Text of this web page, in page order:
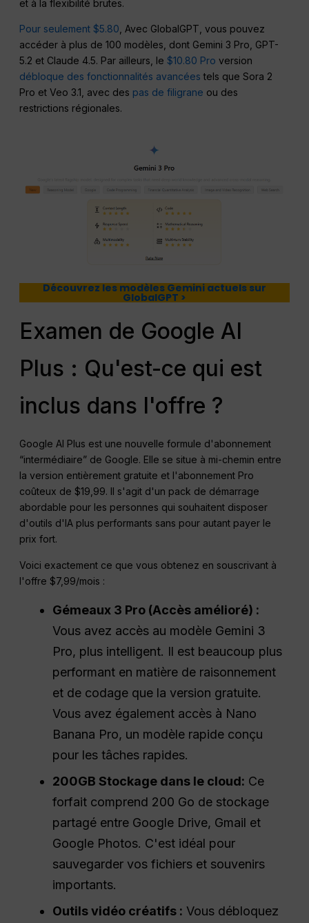
et à la flexibilité brutes.
Pour seulement $5.80 , Avec GlobalGPT, vous pouvez
accéder à plus de 100 modèles, dont Gemini 3 Pro, GPT-
5.2 et Claude 4.5. Par ailleurs, le$10.80 Pro version
débloque des fonctionnalités avancées tels que Sora 2
Pro et Veo 3.1, avec des pas de filigrane ou des
restrictions régionales.
Découvrez les modèles Gemini actuels sur
GlobalGPT >
Examen de Google AI
Plus : Qu'est-ce qui est
inclus dans l'offre ?
Google AI Plus est une nouvelle formule d'abonnement
“intermédiaire” de Google. Elle se situe à mi-chemin entre
la version entièrement gratuite et l'abonnement Pro
coûteux de $19,99. Il s'agit d'un pack de démarrage
abordable pour les personnes qui souhaitent disposer
d'outils d'IA plus performants sans pour autant payer le
prix fort.
Voici exactement ce que vous obtenez en souscrivant à
l'offre $7,99/mois :
Gémeaux 3 Pro (Accès amélioré) :
Vous avez accès au modèle Gemini 3
Pro, plus intelligent. Il est beaucoup plus
performant en matière de raisonnement
et de codage que la version gratuite.
Vous avez également accès à Nano
Banana Pro, un modèle rapide conçu
pour les tâches rapides.
200GBStockage dans le cloud: Ce
forfait comprend 200 Go de stockage
partagé entre Google Drive, Gmail et
Google Photos. C'est idéal pour
sauvegarder vos fichiers et souvenirs
importants.
Outils vidéo créatifs : Vous débloquez